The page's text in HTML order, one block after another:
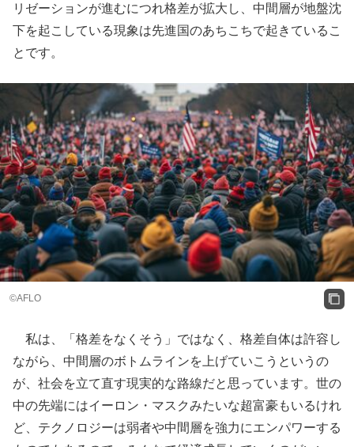
リゼーションが進むにつれ格差が拡大し、中間層が地盤沈
下を起こしている現象は先進国のあちこちで起きているこ
とです。
©AFLO
私は、「格差をなくそう」ではなく、格差自体は許容し
ながら、中間層のボトムラインを上げていこうというの
が、社会を立て直す現実的な路線だと思っています。世の
中の先端にはイーロン・マスクみたいな超富豪もいるけれ
ど、テクノロジーは弱者や中間層を強力にエンパワーする